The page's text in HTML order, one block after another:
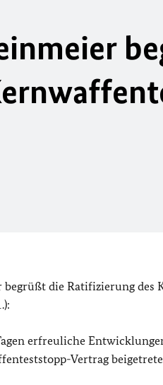
die Ratifizierung des
erfreuliche
Vertrag